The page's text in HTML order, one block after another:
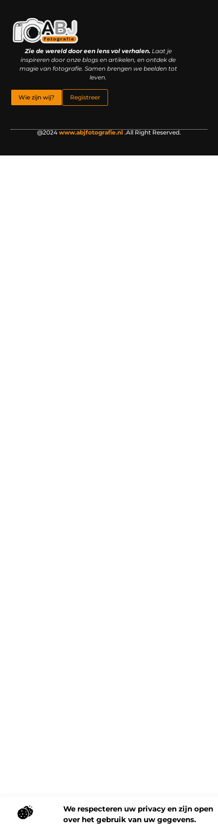
We respecteren uw privacy en zijn open
over het gebruik van uw gegevens.
Zie de wereld door een lens vol verhalen.Laat je
inspireren door onze blogs en artikelen, en ontdek de
magie van fotografie. Samen brengen we beelden tot
leven.
Wie zijn wij? Registreer
@2024 www.abjfotografie.nl .All Right Reserved.